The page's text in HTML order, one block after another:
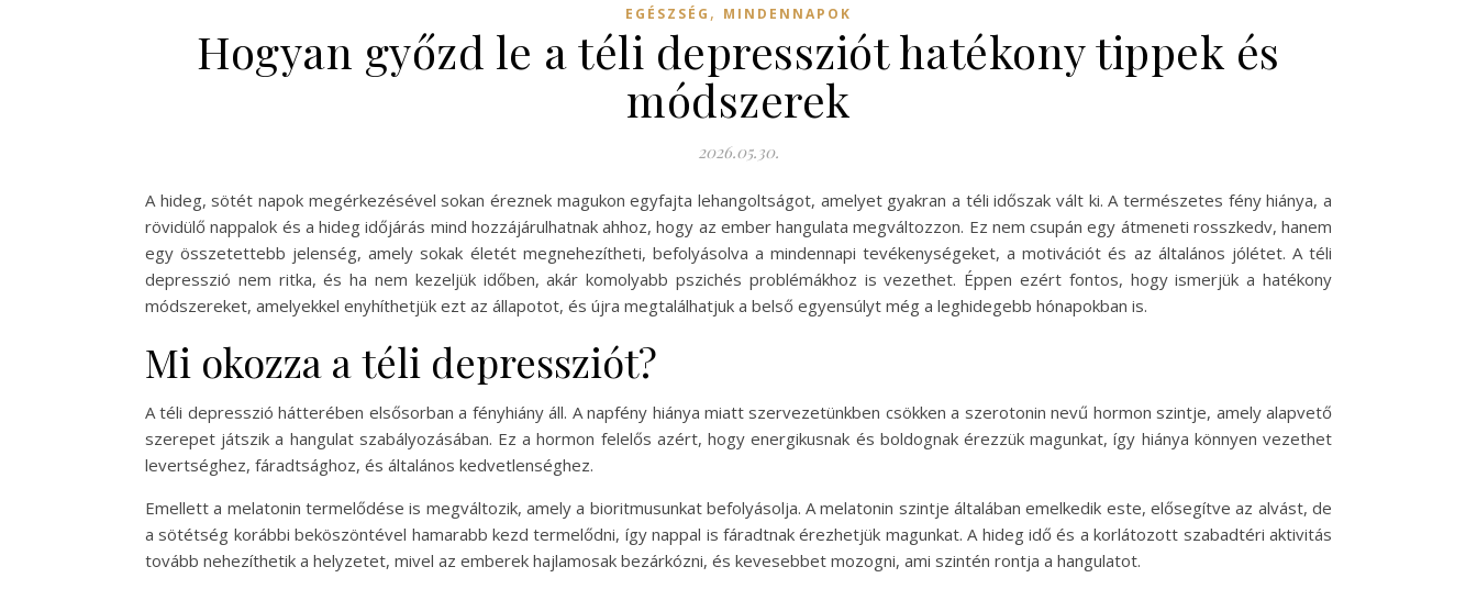
EGÉSZSÉG , MINDENNAPOK
Hogyan győzd le a téli depressziót hatékony tippek és
módszerek
2026.05.30.
A hideg, sötét napok megérkezésével sokan éreznek magukon egyfajta lehangoltságot, amelyet gyakran a téli időszak vált ki. A természetes fény hiánya, a
rövidülő nappalok és a hideg időjárás mind hozzájárulhatnak ahhoz, hogy az ember hangulata megváltozzon. Ez nem csupán egy átmeneti rosszkedv, hanem
egy összetettebb jelenség, amely sokak életét megnehezítheti, befolyásolva a mindennapi tevékenységeket, a motivációt és az általános jólétet. A téli
depresszió nem ritka, és ha nem kezeljük időben, akár komolyabb pszichés problémákhoz is vezethet. Éppen ezért fontos, hogy ismerjük a hatékony
módszereket, amelyekkel enyhíthetjük ezt az állapotot, és újra megtalálhatjuk a belső egyensúlyt még a leghidegebb hónapokban is.
Mi okozza a téli depressziót?
A téli depresszió hátterében elsősorban a fényhiány áll. A napfény hiánya miatt szervezetünkben csökken a szerotonin nevű hormon szintje, amely alapvető
szerepet játszik a hangulat szabályozásában. Ez a hormon felelős azért, hogy energikusnak és boldognak érezzük magunkat, így hiánya könnyen vezethet
levertséghez, fáradtsághoz, és általános kedvetlenséghez.
Emellett a melatonin termelődése is megváltozik, amely a bioritmusunkat befolyásolja. A melatonin szintje általában emelkedik este, elősegítve az alvást, de
a sötétség korábbi beköszöntével hamarabb kezd termelődni, így nappal is fáradtnak érezhetjük magunkat. A hideg idő és a korlátozott szabadtéri aktivitás
tovább nehezíthetik a helyzetet, mivel az emberek hajlamosak bezárkózni, és kevesebbet mozogni, ami szintén rontja a hangulatot.